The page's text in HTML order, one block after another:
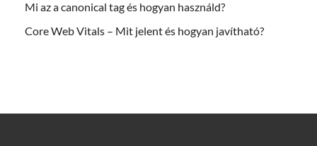
Mi az a canonical tag és hogyan használd?
Core Web Vitals – Mit jelent és hogyan javítható?